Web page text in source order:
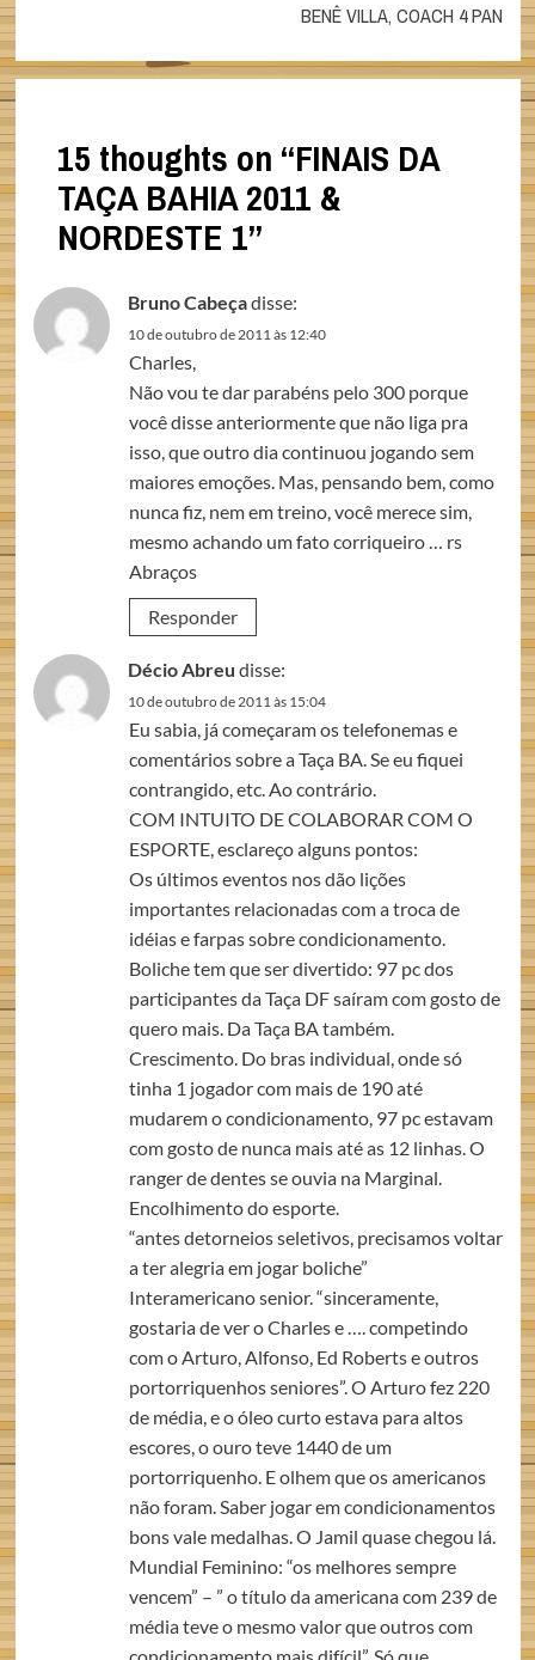
BENÊ VILLA, COACH 4 PAN
15 thoughts on “FINAIS DA
TAÇA BAHIA 2011 &
NORDESTE 1”
Bruno Cabeçadisse:
10 de outubro de 2011 às 12:40
Charles,
Não vou te dar parabéns pelo 300 porque
você disse anteriormente que não liga pra
isso, que outro dia continuou jogando sem
maiores emoções. Mas, pensando bem, como
nunca fiz, nem em treino, você merece sim,
mesmo achando um fato corriqueiro … rs
Abraços
Responder
Décio Abreu disse:
10 de outubro de 2011 às 15:04
Eu sabia, já começaram os telefonemas e
comentários sobre a Taça BA. Se eu fiquei
contrangido, etc. Ao contrário.
COM INTUITO DE COLABORAR COM O
ESPORTE, esclareço alguns pontos:
Os últimos eventos nos dão lições
importantes relacionadas com a troca de
idéias e farpas sobre condicionamento.
Boliche tem que ser divertido: 97 pc dos
participantes da Taça DF saíram com gosto de
quero mais. Da Taça BA também.
Crescimento. Do bras individual, onde só
tinha 1 jogador com mais de 190 até
mudarem o condicionamento, 97 pc estavam
com gosto de nunca mais até as 12 linhas. O
ranger de dentes se ouvia na Marginal.
Encolhimento do esporte.
“antes detorneios seletivos, precisamos voltar
a ter alegria em jogar boliche”
Interamericano senior. “sinceramente,
gostaria de ver o Charles e …. competindo
com o Arturo, Alfonso, Ed Roberts e outros
portorriquenhos seniores”. O Arturo fez 220
de média, e o óleo curto estava para altos
escores, o ouro teve 1440 de um
portorriquenho. E olhem que os americanos
não foram. Saber jogar em condicionamentos
bons vale medalhas. O Jamil quase chegou lá.
Mundial Feminino: “os melhores sempre
vencem” – ” o título da americana com 239 de
média teve o mesmo valor que outros com